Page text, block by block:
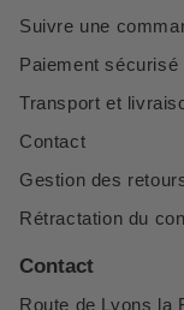
Suivre une
Paiement sécurisé
Transport et
Contact
Gestion des
Rétractation du
Contact
Route de Lyons la